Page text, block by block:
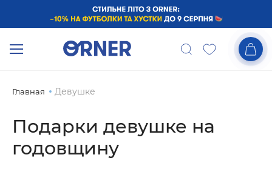
Главная Девушке
Подарки девушке на
годовщину